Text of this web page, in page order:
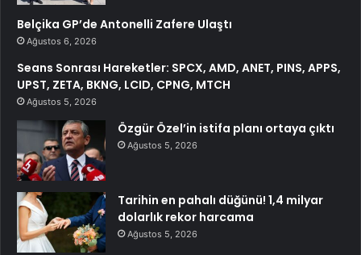
Belçika GP’de Antonelli Zafere Ulaştı
Ağustos 6, 2026
Seans Sonrası Hareketler: SPCX, AMD, ANET, PINS, APPS,
UPST, ZETA, BKNG, LCID, CPNG, MTCH
Ağustos 5, 2026
Özgür Özel’in istifa planı ortaya çıktı
Ağustos 5, 2026
Tarihin en pahalı düğünü! 1,4 milyar
dolarlık rekor harcama
Ağustos 5, 2026